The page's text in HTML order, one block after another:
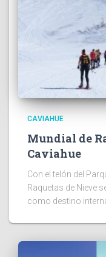
CAVIAHUE
Mundial de
Caviahue
Con el telón del
Raquetas de Nieve
como destino